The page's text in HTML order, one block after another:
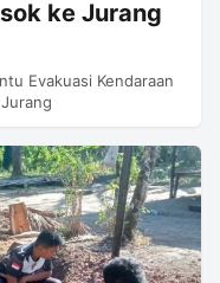
ke Jurang
Evakuasi Kendaraan